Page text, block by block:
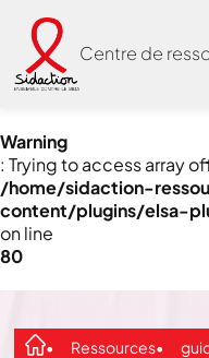
Warning
: Trying to access array
/home/sidaction-
content/plugins/elsa-
on line
80
Centre de
Ressources